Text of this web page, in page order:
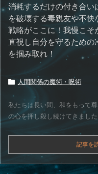
消耗するだけの付き合
を破壊する毒親友や不
戦略がここに！我慢こ
直視し自分を守るため
を掴み取れ！
 人間関係の魔術・呪術
私たちは長い間、和をもって
の心を押し殺し続けてきました
記事を